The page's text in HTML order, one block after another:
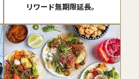
リワード無期限延長。